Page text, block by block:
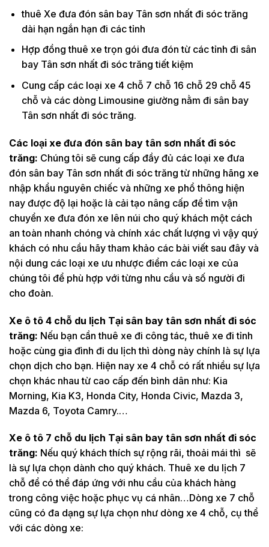
thuê Xe đưa đón sân bay Tân sơn nhất đi sóc trăng
dài hạn ngắn hạn đi các tỉnh
Hợp đồng thuê xe trọn gói đưa đón từ các tỉnh đi sân
bay Tân sơn nhất đi sóc trăng tiết kiệm
Cung cấp các loại xe 4 chỗ 7 chỗ 16 chỗ 29 chỗ 45
chỗ và các dòng Limousine giường nằm đi sân bay
Tân sơn nhất đi sóc trăng.
Các loại xe đưa đón sân bay tân sơn nhất đi sóc
trăng: Chúng tôi sẽ cung cấp đầy đủ các loại xe đưa
đón sân bay Tân sơn nhất đi sóc trăng từ những hãng xe
nhập khẩu nguyên chiếc và những xe phổ thông hiện
nay được độ lại hoặc là cải tạo nâng cấp để tìm vận
chuyển xe đưa đón xe lên núi cho quý khách một cách
an toàn nhanh chóng và chính xác chất lượng vì vậy quý
khách có nhu cầu hãy tham khảo các bài viết sau đây và
nội dung các loại xe ưu nhược điểm các loại xe của
chúng tôi để phù hợp với từng nhu cầu và số người đi
cho đoàn.
Xe ô tô 4 chỗ du lịch Tại sân bay tân sơn nhất đi sóc
trăng: Nếu bạn cần thuê xe đi công tác, thuê xe đi tỉnh
hoặc cùng gia đình đi du lịch thì dòng này chính là sự lựa
chọn dịch cho bạn. Hiện nay xe 4 chỗ có rất nhiều sự lựa
chọn khác nhau từ cao cấp đến bình dân như: Kia
Morning, Kia K3, Honda City, Honda Civic, Mazda 3,
Mazda 6, Toyota Camry.…
Xe ô tô 7 chỗ du lịch Tại sân bay tân sơn nhất đi sóc
trăng: Nếu quý khách thích sự rộng rãi, thoải mái thì sẽ
là sự lựa chọn dành cho quý khách. Thuê xe du lịch 7
chỗ để có thể đáp ứng với nhu cầu của khách hàng
trong công việc hoặc phục vụ cá nhân…Dòng xe 7 chỗ
cũng có đa dạng sự lựa chọn như dòng xe 4 chỗ, cụ thể
với các dòng xe: